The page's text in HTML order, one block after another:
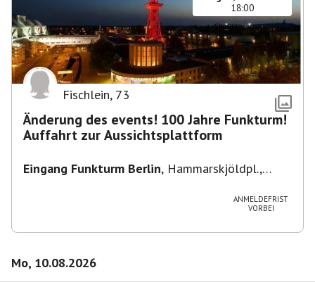
18:00
Fischlein, 73
Änderung des events! 100 Jahre Funkturm!
Auffahrt zur Aussichtsplattform
Eingang Funkturm Berlin, Hammarskjöldpl.,
ANMELDEFRIST
VORBEI
Mo, 10.08.2026